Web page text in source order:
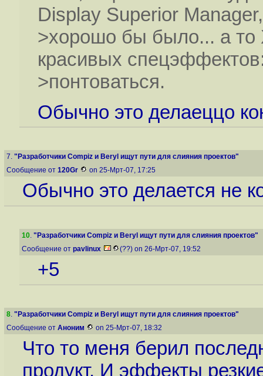
Display Superior
>хорошо бы было... а то
красивых
>понтоваться.
Обычно это делаеццо
7. "Разработчики Compiz и Beryl ищут пути для слияния проектов"
Сообщение от 120Gr on 25-Мрт-07, 17:25
Обычно это делается не
10. "Разработчики Compiz и Beryl ищут пути для слияния проектов"
Сообщение от pavlinux (??) on 26-Мрт-07, 19:52
+5
8. "Разработчики Compiz и Beryl ищут пути для слияния проектов"
Сообщение от Аноним on 25-Мрт-07, 18:32
Что то меня берил
продукт. И эффекты